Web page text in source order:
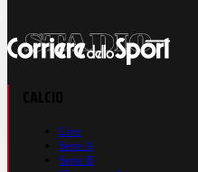
Live
Serie A
Serie B